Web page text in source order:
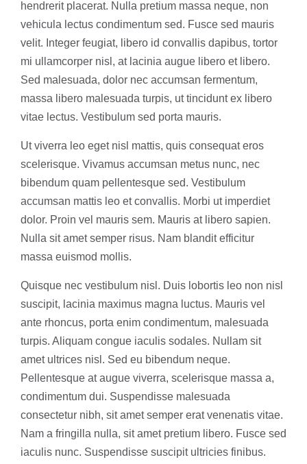
hendrerit placerat. Nulla pretium massa neque, non
vehicula lectus condimentum sed. Fusce sed mauris
velit. Integer feugiat, libero id convallis dapibus, tortor
mi ullamcorper nisl, at lacinia augue libero et libero.
Sed malesuada, dolor nec accumsan fermentum,
massa libero malesuada turpis, ut tincidunt ex libero
vitae lectus. Vestibulum sed porta mauris.
Ut viverra leo eget nisl mattis, quis consequat eros
scelerisque. Vivamus accumsan metus nunc, nec
bibendum quam pellentesque sed. Vestibulum
accumsan mattis leo et convallis. Morbi ut imperdiet
dolor. Proin vel mauris sem. Mauris at libero sapien.
Nulla sit amet semper risus. Nam blandit efficitur
massa euismod mollis.
Quisque nec vestibulum nisl. Duis lobortis leo non nisl
suscipit, lacinia maximus magna luctus. Mauris vel
ante rhoncus, porta enim condimentum, malesuada
turpis. Aliquam congue iaculis sodales. Nullam sit
amet ultrices nisl. Sed eu bibendum neque.
Pellentesque at augue viverra, scelerisque massa a,
condimentum dui. Suspendisse malesuada
consectetur nibh, sit amet semper erat venenatis vitae.
Nam a fringilla nulla, sit amet pretium libero. Fusce sed
iaculis nunc. Suspendisse suscipit ultricies finibus.